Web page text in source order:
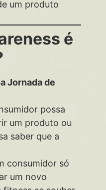
um produto
é
Jornada de
possa
um produto ou
saber que a
consumidor só
um novo